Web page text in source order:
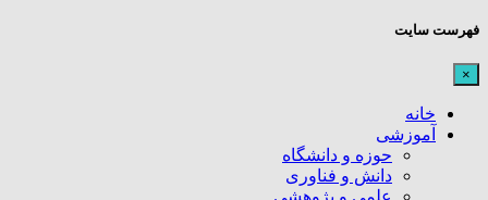
فهرست سایت
×
خانه
آموزشی
حوزه و دانشگاه
دانش و فناوری